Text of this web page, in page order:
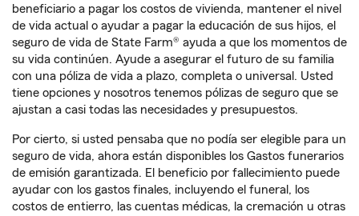
beneficiario a pagar los costos de vivienda, mantener el nivel
de vida actual o ayudar a pagar la educación de sus hijos, el
seguro de vida de State Farm® ayuda a que los momentos de
su vida continúen. Ayude a asegurar el futuro de su familia
con una póliza de vida a plazo, completa o universal. Usted
tiene opciones y nosotros tenemos pólizas de seguro que se
ajustan a casi todas las necesidades y presupuestos.
Por cierto, si usted pensaba que no podía ser elegible para un
seguro de vida, ahora están disponibles los Gastos funerarios
de emisión garantizada. El beneficio por fallecimiento puede
ayudar con los gastos finales, incluyendo el funeral, los
costos de entierro, las cuentas médicas, la cremación u otras